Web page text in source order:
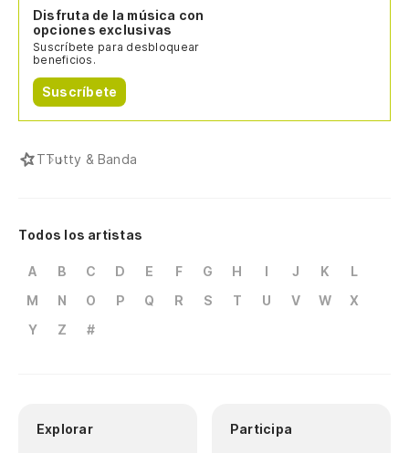
Disfruta de la música con
opciones exclusivas
Suscríbete para desbloquear
beneficios.
Suscríbete
TTutty & Banda
Todos los artistas
A B C D E F G H I J K
L
M
N O P Q R S T U V W
X
Y
Z #
Explorar Participa